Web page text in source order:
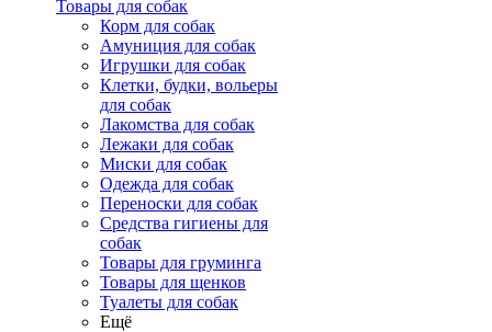
Товары для собак
Корм для собак
Амуниция для собак
Игрушки для собак
Клетки, будки, вольеры
для собак
Лакомства для собак
Лежаки для собак
Миски для собак
Одежда для собак
Переноски для собак
Средства гигиены для
собак
Товары для груминга
Товары для щенков
Туалеты для собак
Ещё